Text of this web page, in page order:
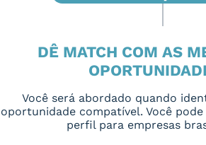
DÊ MATCH COM AS
Você será abordado quando
oportunidade compatível. Você
perfil para empresas